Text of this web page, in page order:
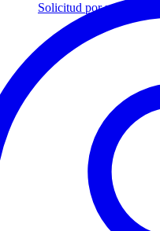
Solicitud por mensaje